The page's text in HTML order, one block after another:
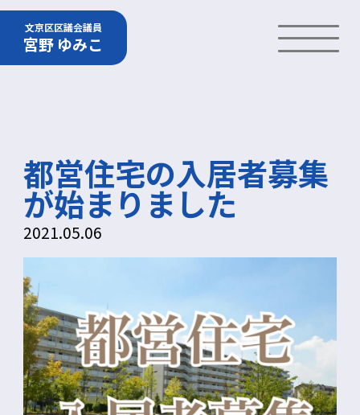
文京区区議会議員
宮野 ゆみこ
都営住宅の入居者募集
が始まりました
2021.05.06